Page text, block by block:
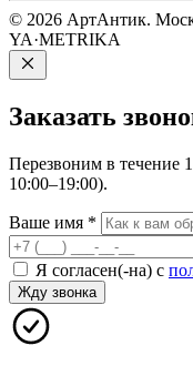
© 2026 АртАнтик.
YA·METRIKA
Заказать
Перезвоним в течение
10:00–19:00).
Ваше имя *
Я согласен(-на) с
Жду звонка